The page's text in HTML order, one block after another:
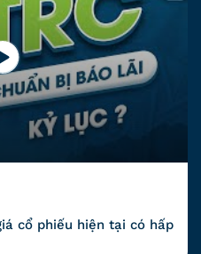
cổ phiếu hiện tại có hấp